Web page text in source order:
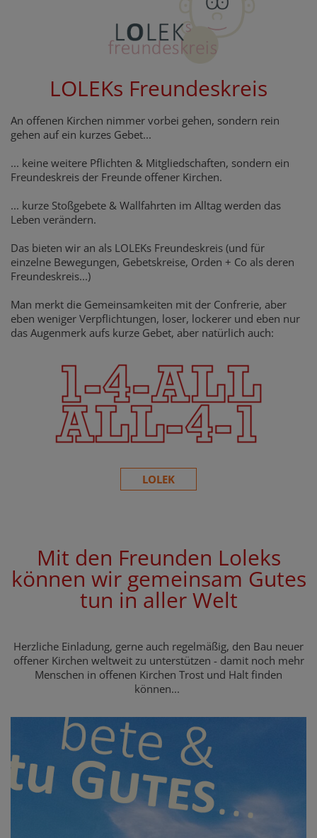
LOLEKs Freundeskreis
An offenen Kirchen nimmer vorbei gehen, sondern rein
gehen auf ein kurzes Gebet...
... keine weitere Pflichten & Mitgliedschaften, sondern ein
Freundeskreis der Freunde offener Kirchen.
... kurze Stoßgebete & Wallfahrten im Alltag werden das
Leben verändern.
Das bieten wir an als LOLEKs Freundeskreis (und für
einzelne Bewegungen, Gebetskreise, Orden + Co als deren
Freundeskreis...)
Man merkt die Gemeinsamkeiten mit der Confrerie, aber
eben weniger Verpflichtungen, loser, lockerer und eben nur
das Augenmerk aufs kurze Gebet, aber natürlich auch:
LOLEK
Mit den Freunden Loleks
können wir gemeinsam Gutes
tun in aller Welt
Herzliche Einladung, gerne auch regelmäßig, den Bau neuer
offener Kirchen weltweit zu unterstützen - damit noch mehr
Menschen in offenen Kirchen Trost und Halt finden
können...